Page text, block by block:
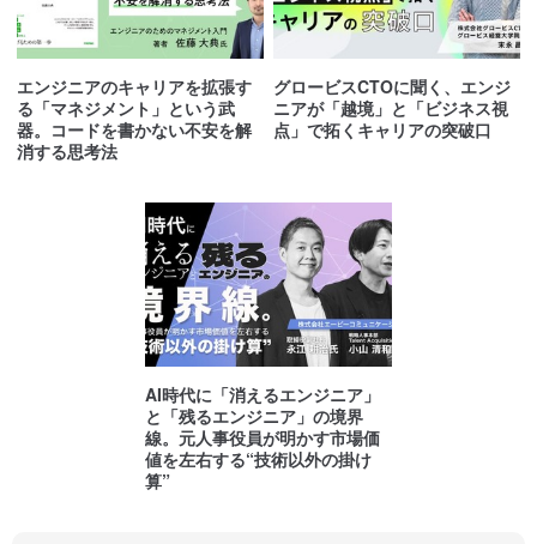
エンジニアのキャリアを拡張す
る「マネジメント」という武
器。コードを書かない不安を解
消する思考法
グロービスCTOに聞く、エンジ
ニアが「越境」と「ビジネス視
点」で拓くキャリアの突破口
AI時代に「消えるエンジニア」
と「残るエンジニア」の境界
線。元人事役員が明かす市場価
値を左右する“技術以外の掛け
算”